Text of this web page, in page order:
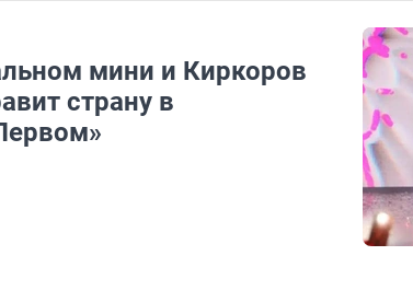
мини и Киркоров
страну в